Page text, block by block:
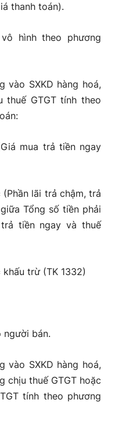
thanh toán).
hình theo phương
vào SXKD hàng hoá,
GTGT tính theo
mua trả tiền ngay
lãi trả chậm, trả
Tổng số tiền phải
tiền ngay và thuế
khấu trừ (TK 1332)
người bán.
vào SXKD hàng hoá,
chịu thuế GTGT hoặc
tính theo phương